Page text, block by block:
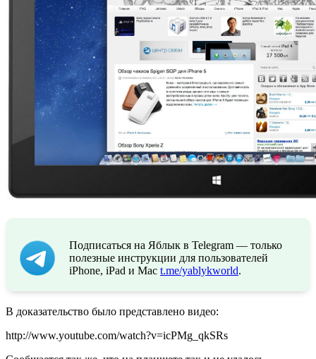
Подписаться на Яблык в Telegram — только
полезные инструкции для пользователей
iPhone, iPad и Mac t.me/yablykworld.
В доказательство было представлено видео:
http://www.youtube.com/watch?v=icPMg_qkSRs